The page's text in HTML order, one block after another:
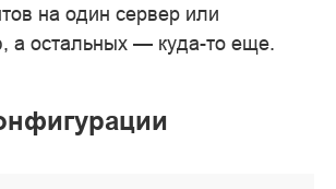
на один сервер или
а остальных — куда-то еще.